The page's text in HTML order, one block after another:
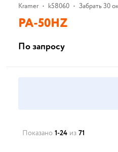
Kramer • k58060 • Забрать 30
PA-50HZ
По запросу
Показано 1-24 из 71